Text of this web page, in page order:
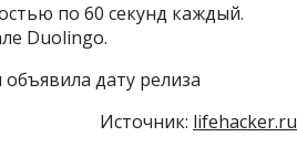
по 60 секунд каждый.
Duolingo.
дату релиза
Источник: lifehacker.ru